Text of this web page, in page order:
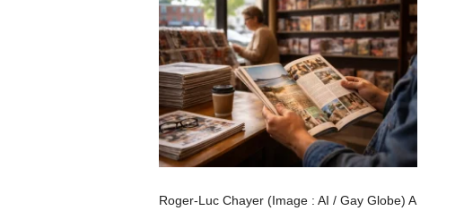
Roger-Luc Chayer (Image : AI / Gay Globe) A